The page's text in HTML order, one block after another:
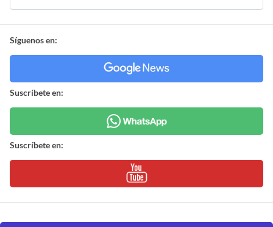
Síguenos en:
Suscríbete en:
Suscríbete en: